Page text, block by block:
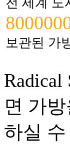
보관된 가
Radical
면 가
하실